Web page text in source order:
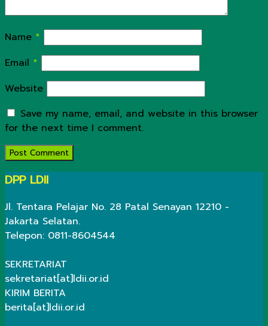
Name *
Email *
Website
Save my name, email, and website in this browser
for the next time I comment.
DPP LDII
Jl. Tentara Pelajar No. 28 Patal Senayan 12210 -
Jakarta Selatan.
Telepon: 0811-8604544
SEKRETARIAT
sekretariat[at]ldii.or.id
KIRIM BERITA
berita[at]ldii.or.id